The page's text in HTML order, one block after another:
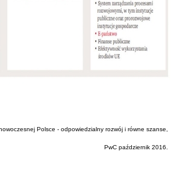
Polsce - odpowiedzialny rozwój i równe szanse,
PwC październik 2016.